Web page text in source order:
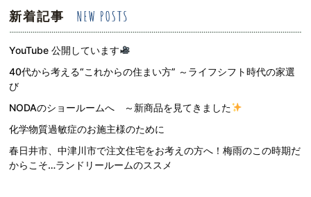
新着記事
YouTube 公開しています
40代から考える“これからの住まい方” ～ライフシフト時代の家選
び
NODAのショールームへ ～新商品を見てきました
化学物質過敏症のお施主様のために
春日井市、中津川市で注文住宅をお考えの方へ！梅雨のこの時期だ
からこそ…ランドリールームのススメ